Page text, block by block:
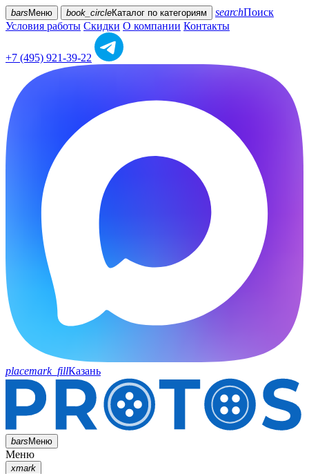
bars Меню book_circleКаталог по категориям searchПоиск
Условия работы Скидки О компании Контакты
+7 (495) 921-39-22
placemark_fillКазань
barsМеню
Меню
xmark